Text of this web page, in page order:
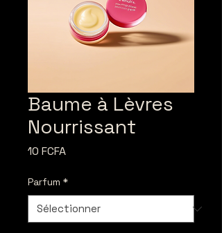
Baume à Lèvres
Nourrissant
10 FCFAPrix
Parfum *